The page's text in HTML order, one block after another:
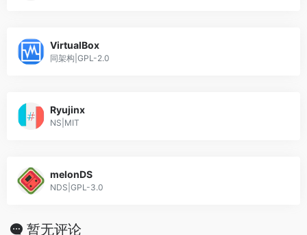
VirtualBox
同架构|GPL-2.0
Ryujinx
NS|MIT
melonDS
NDS|GPL-3.0
暂无评论